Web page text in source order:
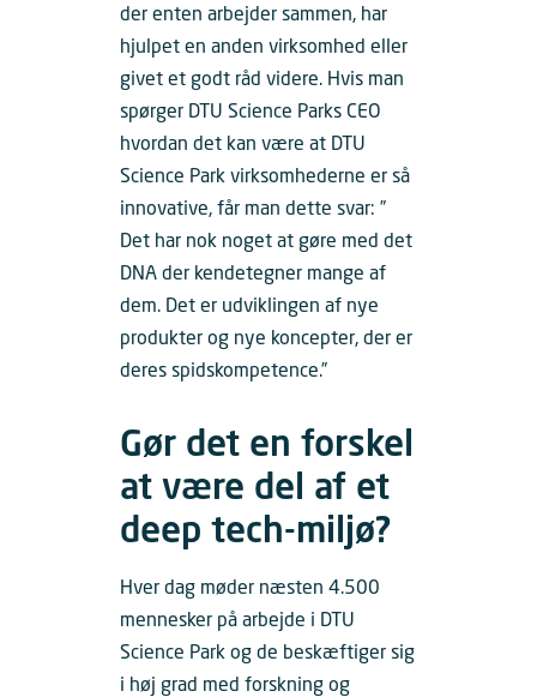
der enten arbejder sammen, har
hjulpet en anden virksomhed eller
givet et godt råd videre. Hvis man
spørger DTU Science Parks CEO
hvordan det kan være at DTU
Science Park virksomhederne er så
innovative, får man dette svar: ”
Det har nok noget at gøre med det
DNA der kendetegner mange af
dem. Det er udviklingen af nye
produkter og nye koncepter, der er
deres spidskompetence.”
Gør det en forskel
at være del af et
deep tech-miljø?
Hver dag møder næsten 4.500
mennesker på arbejde i DTU
Science Park og de beskæftiger sig
i høj grad med forskning og